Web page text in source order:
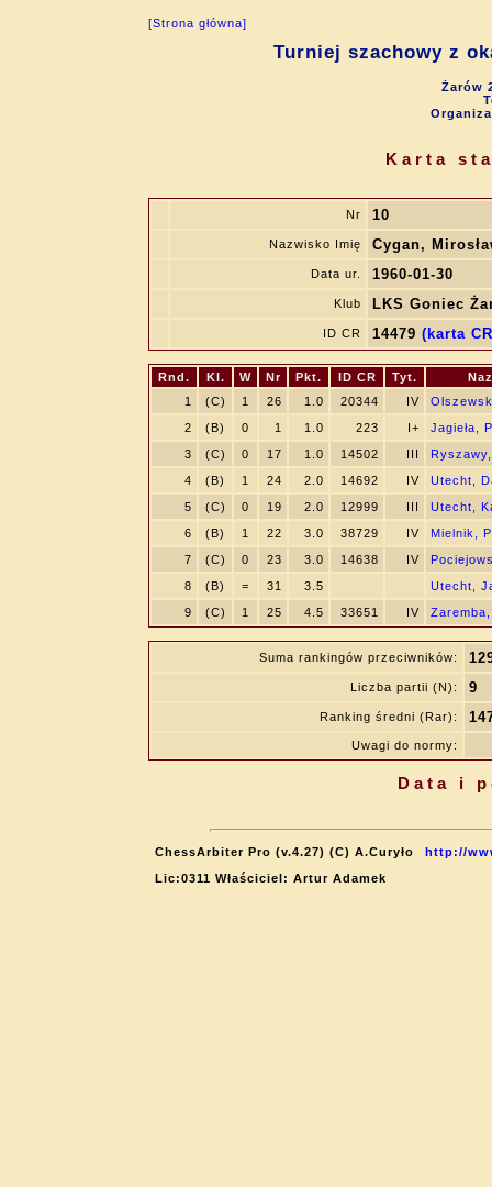
[Strona główna]
Turniej szachowy z
Żarów
Karta
Nr 10
Nazwisko Imię Cygan,
Data ur. 1960-01-30
Klub LKS Goniec
ID CR 14479 (karta
Rnd. Kl. W Nr Pkt. ID CR Tyt.
1
(C) 1 26 1.0 20344 IV
2
(B) 0 1 1.0 223 I+
Jagieła,
3
(C) 0 17 1.0 14502 III
4
(B) 1 24 2.0 14692 IV
Utecht,
5
(C) 0 19 2.0 12999 III
Utecht,
6
(B) 1 22 3.0 38729 IV
Mielnik,
7
(C) 0 23 3.0 14638 IV
8
(B) = 31 3.5
Utecht,
9
(C) 1 25 4.5 33651 IV
Suma rankingów przeciwników:
Liczba partii (N): 9
Ranking średni (Rar):
Uwagi do normy:
Data i
ChessArbiter Pro (v.4.27) (C) A.Curyło
http://
Lic:0311 Właściciel: Artur Adamek